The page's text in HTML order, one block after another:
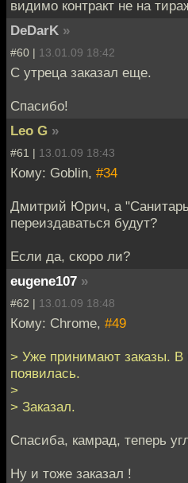
видимо контракт не на
DeDarK »
#60 | 13.01.09 18:42
С утреца заказал еще.
Спасибо!
Leo G »
#61 | 13.01.09 18:43
Кому: Goblin, #34
Дмитрий Юрич, а
переиздаваться будут?
Если да, скоро ли?
eugene107 »
#62 | 13.01.09 18:48
Кому: Chrome, #49
> Уже принимают заказы. В
появилась.
>
> Заказал.
Спасиба, камрад, теперь
Ну и тоже заказал !